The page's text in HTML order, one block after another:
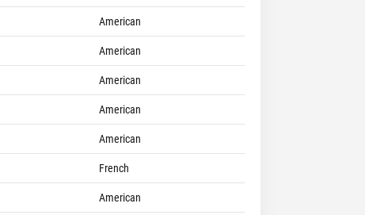
American
American
American
American
American
French
American